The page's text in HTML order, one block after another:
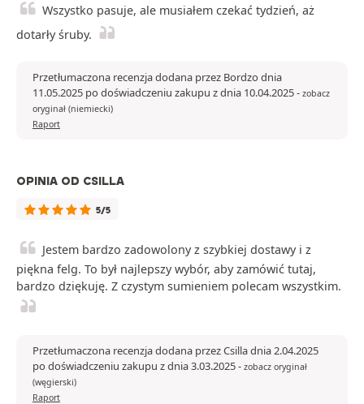
Wszystko pasuje, ale musiałem czekać tydzień, aż
dotarły śruby.
Przetłumaczona recenzja dodana przez Bordzo dnia
11.05.2025 po doświadczeniu zakupu z dnia 10.04.2025- zobacz
oryginał (niemiecki)
Raport
OPINIA OD CSILLA
5/5
Jestem bardzo zadowolony z szybkiej dostawy i z
piękna felg. To był najlepszy wybór, aby zamówić tutaj,
bardzo dziękuję. Z czystym sumieniem polecam wszystkim.
Przetłumaczona recenzja dodana przez Csilla dnia 2.04.2025
po doświadczeniu zakupu z dnia 3.03.2025- zobacz oryginał
(węgierski)
Raport